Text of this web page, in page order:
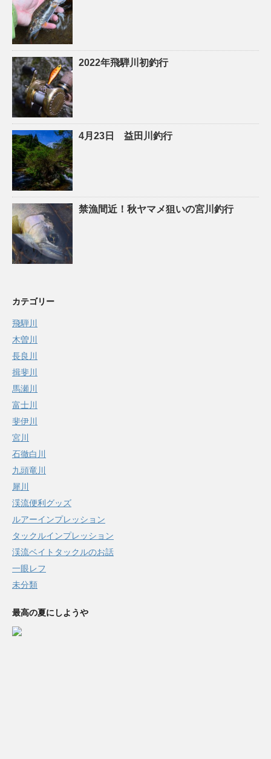
2022年飛騨川初釣行
4月23日 益田川釣行
禁漁間近！秋ヤマメ狙いの宮川釣行
カテゴリー
飛騨川
木曽川
長良川
揖斐川
馬瀬川
富士川
斐伊川
宮川
石徹白川
九頭竜川
犀川
渓流便利グッズ
ルアーインプレッション
タックルインプレッション
渓流ベイトタックルのお話
一眼レフ
未分類
最高の夏にしようや